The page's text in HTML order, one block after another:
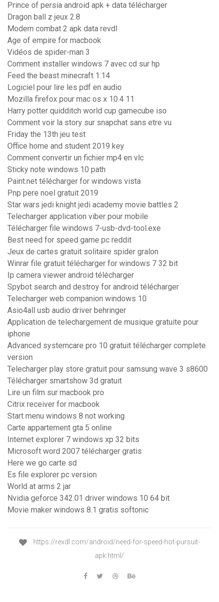
Prince of persia android apk + data télécharger
Dragon ball z jeux 2.8
Modern combat 2 apk data revdl
Age of empire for macbook
Vidéos de spider-man 3
Comment installer windows 7 avec cd sur hp
Feed the beast minecraft 1.14
Logiciel pour lire les pdf en audio
Mozilla firefox pour mac os x 10.4 11
Harry potter quidditch world cup gamecube iso
Comment voir la story sur snapchat sans etre vu
Friday the 13th jeu test
Office home and student 2019 key
Comment convertir un fichier mp4 en vlc
Sticky note windows 10 path
Paint.net télécharger for windows vista
Pnp pere noel gratuit 2019
Star wars jedi knight jedi academy movie battles 2
Telecharger application viber pour mobile
Télécharger file windows 7-usb-dvd-tool.exe
Best need for speed game pc reddit
Jeux de cartes gratuit solitaire spider gralon
Winrar file gratuit télécharger for windows 7 32 bit
Ip camera viewer android télécharger
Spybot search and destroy for android télécharger
Telecharger web companion windows 10
Asio4all usb audio driver behringer
Application de telechargement de musique gratuite pour
iphone
Advanced systemcare pro 10 gratuit télécharger complete
version
Telecharger play store gratuit pour samsung wave 3 s8600
Télécharger smartshow 3d gratuit
Lire un film sur macbook pro
Citrix receiver for macbook
Start menu windows 8 not working
Carte appartement gta 5 online
Internet explorer 7 windows xp 32 bits
Microsoft word 2007 télécharger gratis
Here we go carte sd
Es file explorer pc version
World at arms 2 jar
Nvidia geforce 342.01 driver windows 10 64 bit
Movie maker windows 8.1 gratis softonic
https://rexdl.com/android/need-for-speed-hot-pursuit-
apk.html/